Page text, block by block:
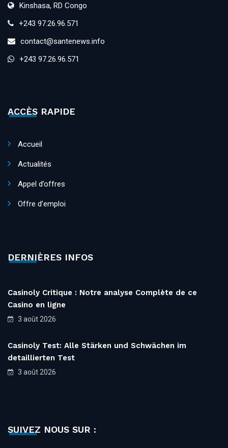
Kinshasa, RD Congo
+243 97.26.96.571
contact@santenews.info
+243 97.26.96.571
ACCÈS RAPIDE
Accueil
Actualités
Appel d’offres
Offre d’emploi
DERNIÈRES INFOS
Casinoly Critique : Notre analyse Complète de ce
Casino en ligne
3 août 2026
Casinoly Test: Alle Stärken und Schwächen im
detaillierten Test
3 août 2026
SUIVEZ NOUS SUR :